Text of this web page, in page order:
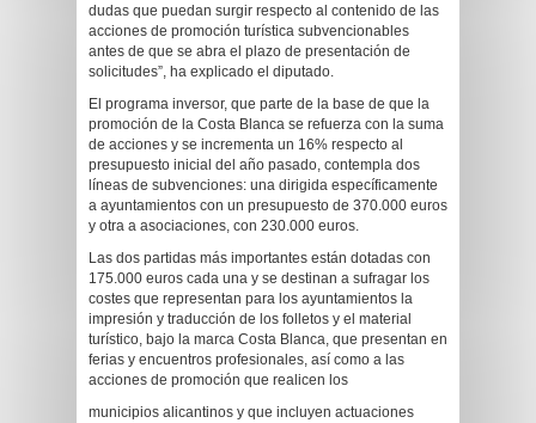
dudas que puedan surgir respecto al contenido de las
acciones de promoción turística subvencionables
antes de que se abra el plazo de presentación de
solicitudes”, ha explicado el diputado.
El programa inversor, que parte de la base de que la
promoción de la Costa Blanca se refuerza con la suma
de acciones y se incrementa un 16% respecto al
presupuesto inicial del año pasado, contempla dos
líneas de subvenciones: una dirigida específicamente
a ayuntamientos con un presupuesto de 370.000 euros
y otra a asociaciones, con 230.000 euros.
Las dos partidas más importantes están dotadas con
175.000 euros cada una y se destinan a sufragar los
costes que representan para los ayuntamientos la
impresión y traducción de los folletos y el material
turístico, bajo la marca Costa Blanca, que presentan en
ferias y encuentros profesionales, así como a las
acciones de promoción que realicen los
municipios alicantinos y que incluyen actuaciones